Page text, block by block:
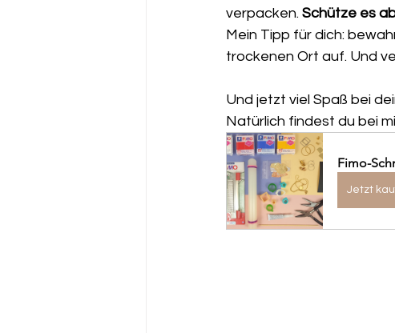
verpacken. Schütze es
Mein Tipp für dich:
trockenen Ort auf. Und
Und jetzt viel Spaß bei
Natürlich findest du bei
Fimo-
Jetzt